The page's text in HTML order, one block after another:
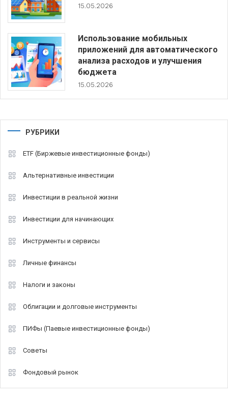
15.05.2026
Использование мобильных
приложений для автоматического
анализа расходов и улучшения
бюджета
15.05.2026
РУБРИКИ
ETF (Биржевые инвестиционные фонды)
Альтернативные инвестиции
Инвестиции в реальной жизни
Инвестиции для начинающих
Инструменты и сервисы
Личные финансы
Налоги и законы
Облигации и долговые инструменты
ПИФы (Паевые инвестиционные фонды)
Советы
Фондовый рынок